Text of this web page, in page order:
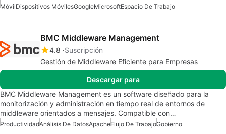
MóvilDispositivos MóvilesGoogleMicrosoftEspacio De Trabajo
BMC Middleware Management
4.8 Suscripción
Gestión de Middleware Eficiente para Empresas
Descargar para
BMC Middleware Management es un software diseñado para la
monitorización y administración en tiempo real de entornos de
middleware orientados a mensajes. Compatible con…
ProductividadAnálisis De DatosApacheFlujo De TrabajoGobierno